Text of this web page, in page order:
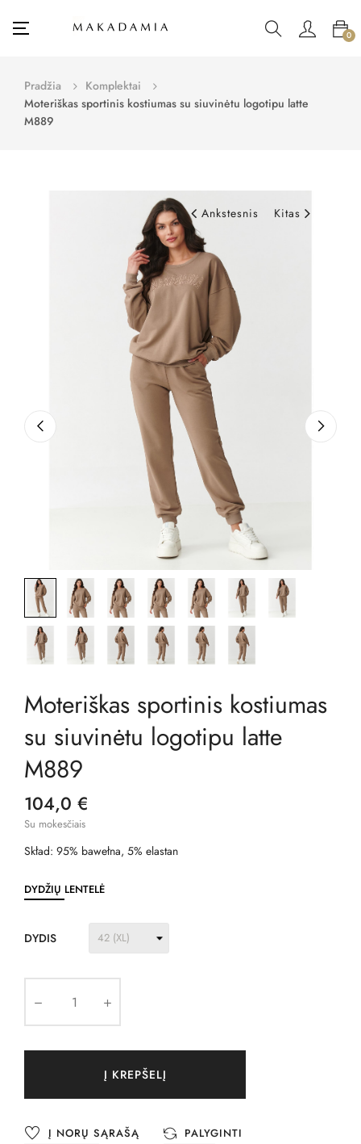
Toggle
☰ 0
Pradžia
Komplektai
Moteriškas sportinis kostiumas su siuvinėtu logotipu latte
M889
Ankstesnis Kitas
Moteriškas sportinis kostiumas
su siuvinėtu logotipu latte
M889
104,0 €
Su mokesčiais
Skład: 95% bawełna, 5% elastan
DYDŽIŲ LENTELĖ
DYDIS
Į KREPŠELĮ
Į NORŲ SĄRAŠĄ PALYGINTI